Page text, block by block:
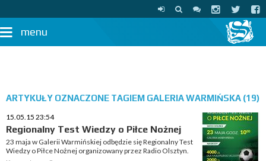
menu
ARTYKUŁY OZNACZONE TAGIEM GALERIA WARMIŃSKA (19)
15.05.15 23:54
Regionalny Test Wiedzy o Piłce Nożnej
23 maja w Galerii Warmińskiej odbędzie się Regionalny Test
Wiedzy o Piłce Nożnej organizowany przez Radio Olsztyn.